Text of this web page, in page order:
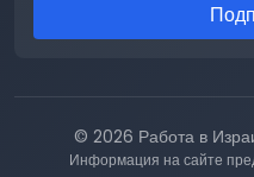
© 2026 Работа в
Информация на сайте